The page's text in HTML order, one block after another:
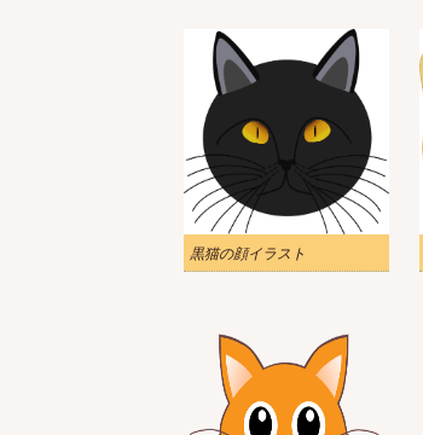
黒猫の顔イラスト